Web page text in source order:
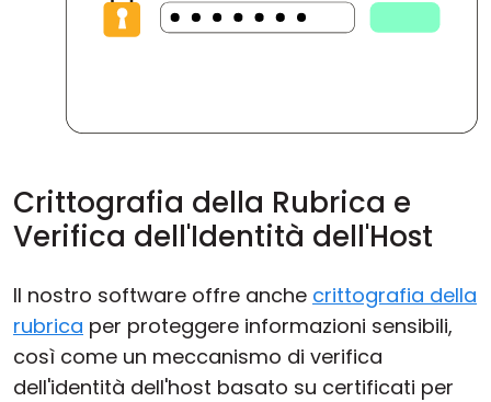
Crittografia della Rubrica e
Verifica dell'Identità dell'Host
Il nostro software offre anche crittografia della
rubrica per proteggere informazioni sensibili,
così come un meccanismo di verifica
dell'identità dell'host basato su certificati per